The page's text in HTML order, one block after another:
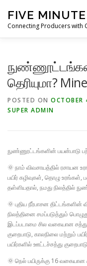
content
FIVE
Connecting Producers with
தெரியுமா?
POSTED ON OCTOBER
SUPER ADMIN
நுண்ணூட்டங்களின் பயன்பாடு
🌞 நாம் விவசாயத்தில் ரசாயன
பயிர் கழிவுகள், தொழு
தள்ளியதால், நமது நிலத்தில்
🌞 புதிய நீர்பாசன
நிலத்தினை சமப்படுத்தும்
இடப்படாமை சில வகையான
குறைபாடு, காலநிலை மற்றும்
பயிர்களில் ஊட்டச்சத்து
🌞 நெல் பயிருக்கு 16